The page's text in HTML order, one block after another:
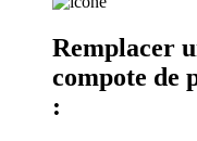
Remplacer
compote de
: